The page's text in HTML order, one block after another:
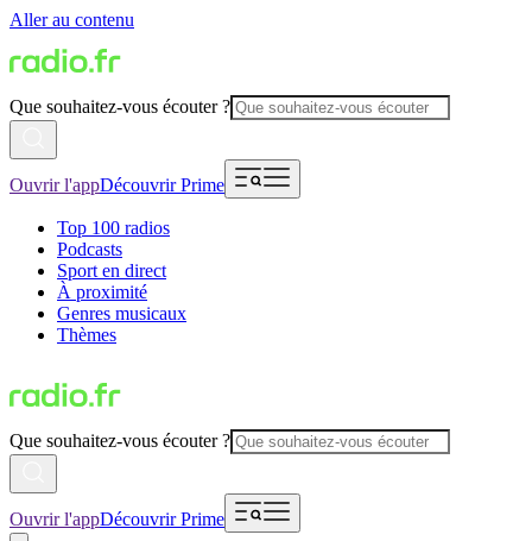
Aller au contenu
Que souhaitez-vous écouter ?
Ouvrir l'appDécouvrir Prime
Top 100 radios
Podcasts
Sport en direct
À proximité
Genres musicaux
Thèmes
Que souhaitez-vous écouter ?
Ouvrir l'appDécouvrir Prime